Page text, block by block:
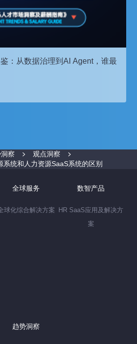
：从数据治理到AI Agent，谁最
察
观点洞察
统和人力资源SaaS系统的区别
全球服务
球化综合解决方案
数智产品
HR SaaS应用及解决方
案
趋势洞察